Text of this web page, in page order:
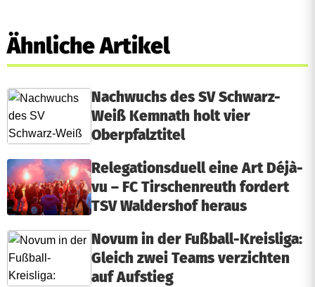
Ähnliche Artikel
Nachwuchs des SV Schwarz-
Weiß Kemnath holt vier
Oberpfalztitel
Relegationsduell eine Art Déjà-
vu – FC Tirschenreuth fordert
TSV Waldershof heraus
Novum in der Fußball-Kreisliga:
Gleich zwei Teams verzichten
auf Aufstieg